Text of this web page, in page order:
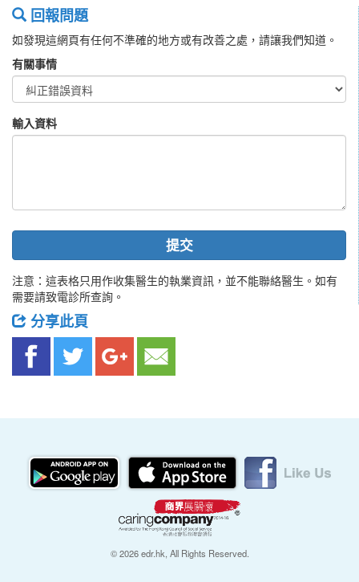
回報問題
如發現這網頁有任何不準確的地方或有改善之處，請讓我們知道。
有關事情
輸入資料
提交
注意：這表格只用作收集醫生的執業資訊，並不能聯絡醫生。如有
需要請致電診所查詢。
分享此頁
© 2026 edr.hk, All Rights Reserved.